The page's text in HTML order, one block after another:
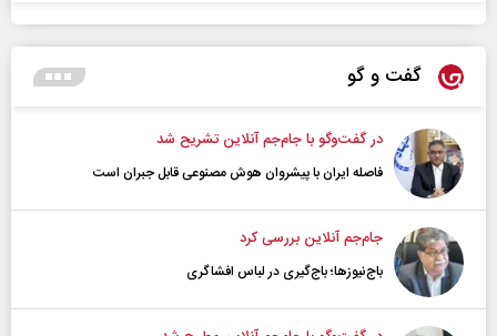
گفت و گو
در گفت‌و‌گو با جام‌جم آنلاین تشریح شد
فاصله ایران با پیشرو‌ان هوش مصنوعی قابل جبران است
جام‌جم آنلاین بررسی کرد
باج‌نیوزها؛ باج‌گیری در لباس افشاگری